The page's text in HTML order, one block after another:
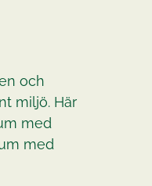
och
miljö. Här
med
med